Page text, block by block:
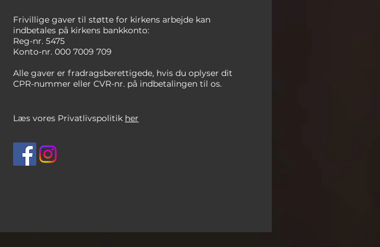
Frivillige gaver til støtte for kirkens arbejde kan
indbetales på kirkens bankkonto:
Reg-nr. 5475
Konto-nr. 000 7009 709
Alle gaver er fradragsberettigede, hvis du oplyser dit
CPR-nummer eller CVR-nr. på indbetalingen til os.
Læs vores Privatlivspolitik her